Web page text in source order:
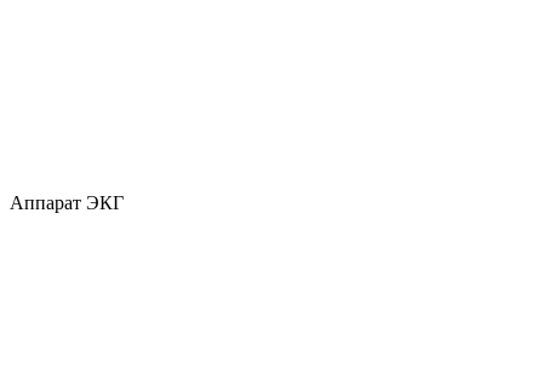
Аппарат ЭКГ